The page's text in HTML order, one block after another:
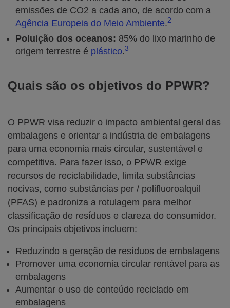
emissões de CO2 a cada ano, de acordo com a
Agência Europeia do Meio Ambiente.2
Poluição dos oceanos: 85% do lixo marinho de
origem terrestre é plástico.3
Quais são os objetivos do PPWR?
O PPWR visa reduzir o impacto ambiental geral das
embalagens e orientar a indústria de embalagens
para uma economia mais circular, sustentável e
competitiva. Para fazer isso, o PPWR exige
recursos de reciclabilidade, limita substâncias
nocivas, como substâncias per / polifluoroalquil
(PFAS) e padroniza a rotulagem para melhor
classificação de resíduos e clareza do consumidor.
Os principais objetivos incluem:
Reduzindo a geração de resíduos de embalagens
Promover uma economia circular rentável para as
embalagens
Aumentar o uso de conteúdo reciclado em
embalagens